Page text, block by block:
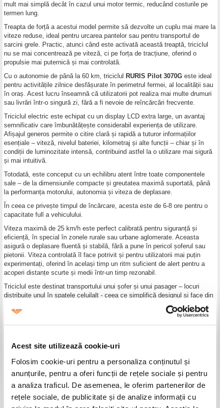
Acest site utilizează cookie-uri
Folosim cookie-uri pentru a personaliza conținutul și
anunțurile, pentru a oferi funcții de rețele sociale și pentru
a analiza traficul. De asemenea, le oferim partenerilor de
rețele sociale, de publicitate și de analize informații cu
mult mai simplă decât în cazul unui motor termic, reducând costurile pe
termen lung.
Treapta de forță a acestui model permite să dezvolte un cuplu mai mare la
viteze reduse, ideal pentru urcarea pantelor sau pentru transportul de
sarcini grele. Practic, atunci când este activată această treaptă, triciclul
nu se mai concentrează pe viteză, ci pe forța de tracțiune, oferind o
propulsie mai puternică și mai controlată.
Cu o autonomie de până la 60 km, triciclul RURIS Pilot 3070G este ideal
pentru activitățile zilnice desfășurate în perimetrul fermei, al localității sau
în oraș. Acest lucru înseamnă că utilizatorii pot realiza mai multe drumuri
sau livrări într-o singură zi, fără a fi nevoie de reîncărcări frecvente.
Triciclul electric este echipat cu un display LCD extra large, un avantaj
semnificativ care îmbunătățește considerabil experiența de utilizare.
Afișajul generos permite o citire clară și rapidă a tuturor informațiilor
esențiale – viteză, nivelul bateriei, kilometraj și alte funcții – chiar și în
condiții de luminozitate intensă, contribuind astfel la o utilizare mai sigură
și mai intuitivă.
Totodată, este conceput cu un echilibru atent între toate componentele
sale – de la dimensiunile compacte și greutatea maximă suportată, până
la performanța motorului, autonomia și viteza de deplasare.
În ceea ce privește timpul de încărcare, acesta este de 6-8 ore pentru o
capacitate full a vehiculului.
Viteza maximă de 25 km/h este perfect calibrată pentru siguranță și
eficiență, în special în zonele rurale sau urbane aglomerate. Aceasta
asigură o deplasare fluentă și stabilă, fără a pune în pericol șoferul sau
pietonii. Viteza controlată îl face potrivit și pentru utilizatorii mai puțin
experimentați, oferind în același timp un ritm suficient de alert pentru a
acoperi distanțe scurte și medii într-un timp rezonabil.
Triciclul este destinat transportului unui șofer și unui pasager – locuri
distribuite unul în spatele celuilalt - ceea ce simplifică designul și face din
este dotat cu un sistem de frânare
combinat, care include frână disc față și frână tambur în spate — o
durabilitate.
Iar pentru extrasiguranță, pe timp de noapte, vehiculul electric este dotat
La toate acestea se adaugă plafonul din material plastic, care oferă
protecție pasagerului și șoferului în timpul mersului.
Din punct de vedere al dimensiunilor, modelul
RURIS Pilot 3070G